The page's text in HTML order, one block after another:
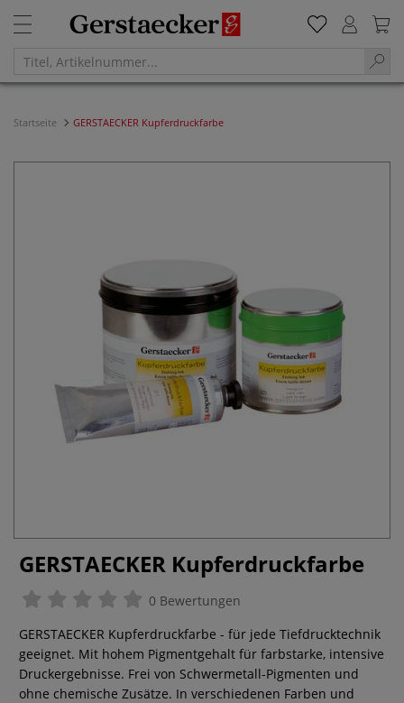
Startseite GERSTAECKER Kupferdruckfarbe
GERSTAECKER Kupferdruckfarbe
0 Bewertungen
GERSTAECKER Kupferdruckfarbe - für jede Tiefdrucktechnik
geeignet. Mit hohem Pigmentgehalt für farbstarke, intensive
Druckergebnisse. Frei von Schwermetall-Pigmenten und
ohne chemische Zusätze. In verschiedenen Farben und